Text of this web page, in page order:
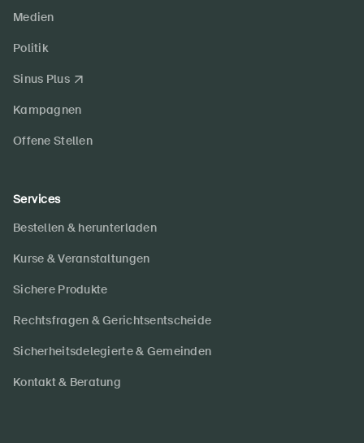
Medien
Politik
Sinus Plus
Kampagnen
Offene Stellen
Services
Bestellen & herunterladen
Kurse & Veranstaltungen
Sichere Produkte
Rechtsfragen & Gerichtsentscheide
Sicherheitsdelegierte & Gemeinden
Kontakt & Beratung